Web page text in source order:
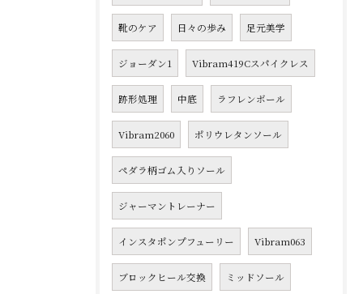
靴のケア 日々の歩み 足元美学
ジョーダン1 Vibram419Cスパイクレス
跡形処理 中底 ラフレンボール
Vibram2060 ポリウレタンソール
ペダラ柄ゴム入りソール
ジャーマントレーナー
インスタポンプフューリー Vibram063
ブロックヒール交換 ミッドソール